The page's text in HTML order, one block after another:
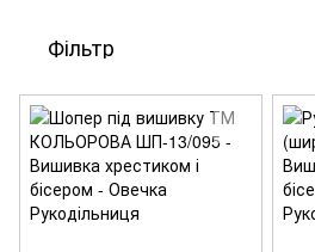
Фільтр